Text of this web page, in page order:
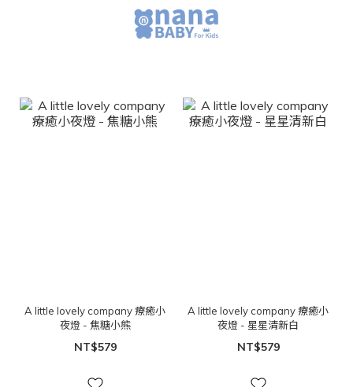
A little lovely company 療癒小
夜燈 - 焦糖小熊
NT$579
A little lovely company 療癒小
夜燈 - 星星清新白
NT$579